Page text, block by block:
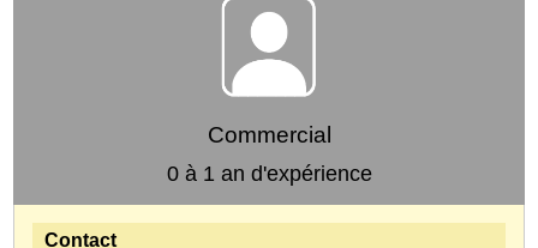
Commercial
0 à 1 an d'expérience
Contact